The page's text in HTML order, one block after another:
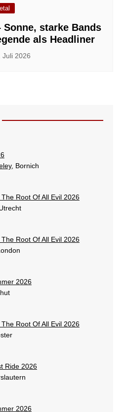
Sonne, starke Bands
als Headliner
Juli 2026
, Bornich
Root Of All Evil 2026
Utrecht
Root Of All Evil 2026
2026
Root Of All Evil 2026
Ride 2026
2026